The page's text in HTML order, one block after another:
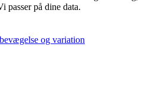
passer på dine data.
og variation